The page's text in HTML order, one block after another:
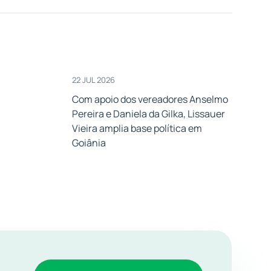
22 JUL 2026
Com apoio dos vereadores Anselmo
Pereira e Daniela da Gilka, Lissauer
Vieira amplia base política em
Goiânia